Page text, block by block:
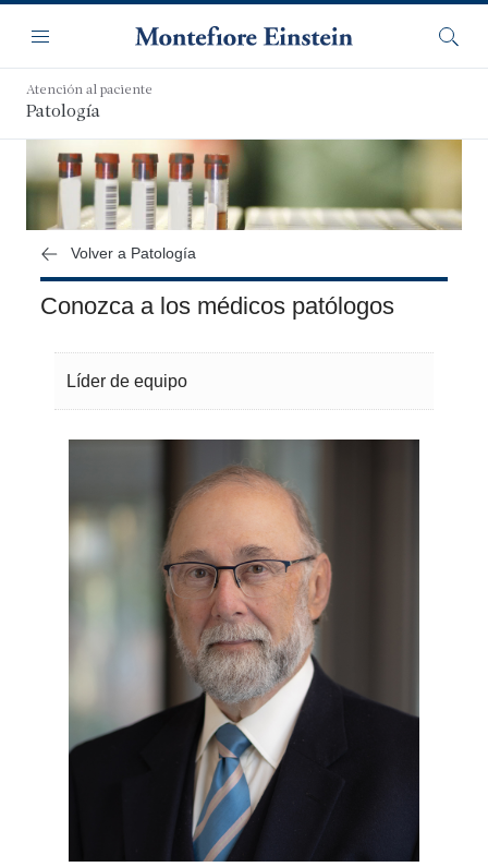
contenido
principal
Navegación
Menú
Atención al paciente
Patología
Volver a Patología
Conozca a los médicos patólogos
Líder de equipo